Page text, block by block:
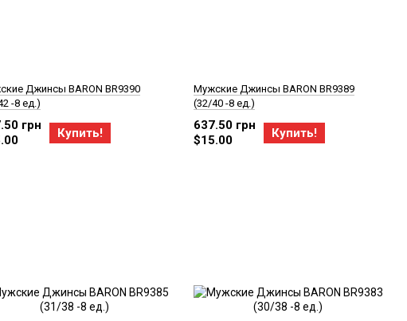
Джинсы BARON BR9390
-8 ед.)
грн
Купить!
Мужские Джинсы BARON BR9389
(32/40 -8 ед.)
637.50 грн
$15.00
Купить!